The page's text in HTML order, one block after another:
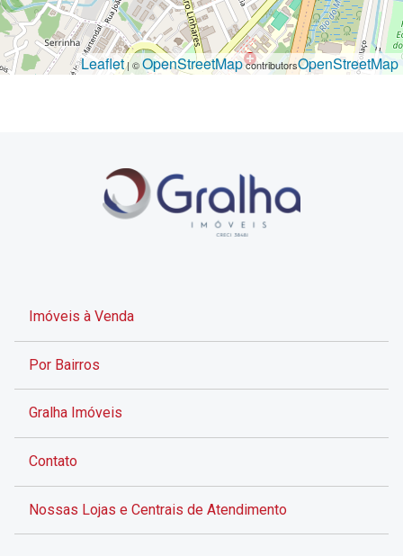
Leaflet| ©OpenStreetMapcontributorsOpenStreetMap
Imóveis à Venda
Por Bairros
Gralha Imóveis
Contato
Nossas Lojas e Centrais de Atendimento